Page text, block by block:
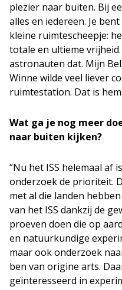
plezier naar buiten. Bij
alles en iedereen. Je
kleine ruimtescheepje:
totale en ultieme
astronauten dat. Mijn
Winne wilde veel liever
ruimtestation. Dat is
Wat ga je nog meer
naar buiten kijken?
“Nu het ISS helemaal af
onderzoek de prioriteit.
met al die landen
van het ISS dankzij de
proeven doen die op
en natuurkundige
maar ook onderzoek
ben van origine arts.
geïnteresseerd in